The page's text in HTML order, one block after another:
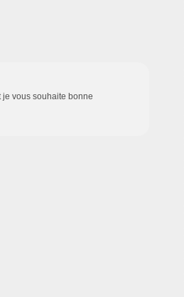
je vous souhaite bonne